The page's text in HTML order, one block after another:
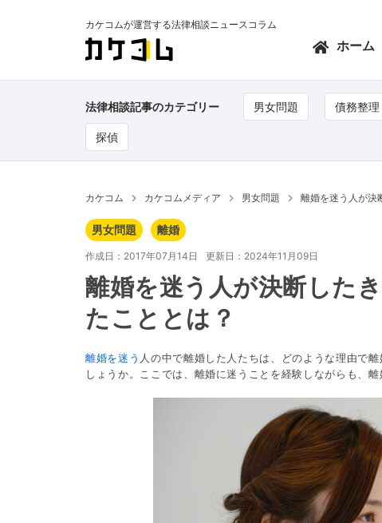
カケコムが運営する法律相談ニュースコラム
ホーム
法律相談記事のカテゴリー 男女問題 債務整理
探偵
カケコム カケコムメディア 男女問題 離婚を迷う人が決
男女問題 離婚
作成日：2017年07月14日 更新日：2024年11月09日
離婚を迷う人が決断した
たこととは？
離婚を迷う 人の中で離婚した人たちは、どのような理由で
しょうか。ここでは、離婚に迷うことを経験しながらも、